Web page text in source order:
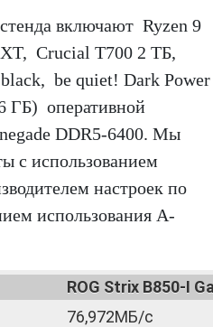
включают Ryzen 9
Crucial T700 2 ТБ,
be quiet! Dark Power
ГБ) оперативной
DDR5-6400. Мы
с использованием
настроек по
использования A-
ROG Strix B850-I
76,972МБ/с